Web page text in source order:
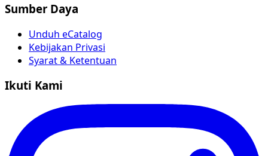
Sumber Daya
Unduh eCatalog
Kebijakan Privasi
Syarat & Ketentuan
Ikuti Kami